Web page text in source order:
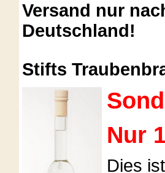
Versand nur
Deutschland!
Stifts
Nur
Dies